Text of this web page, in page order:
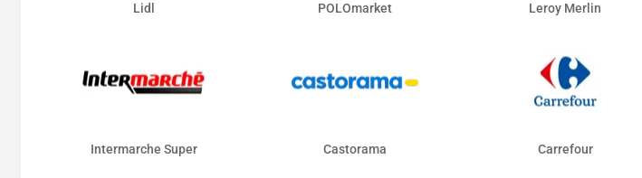
Lidl POLOmarket Leroy Merlin
Intermarche Super Castorama Carrefour